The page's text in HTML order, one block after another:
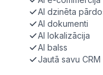
AI dzinēta
AI dokumenti
AI lokalizācija
AI balss
Jautā savu CRM